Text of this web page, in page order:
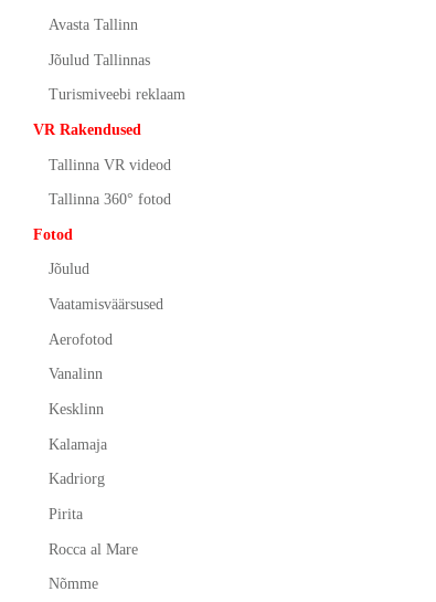
Avasta Tallinn
Jõulud Tallinnas
Turismiveebi reklaam
VR Rakendused
Tallinna VR videod
Tallinna 360° fotod
Fotod
Jõulud
Vaatamisväärsused
Aerofotod
Vanalinn
Kesklinn
Kalamaja
Kadriorg
Pirita
Rocca al Mare
Nõmme